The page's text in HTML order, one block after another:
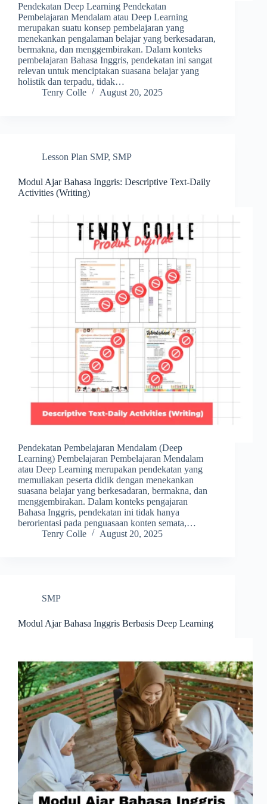
Pendekatan Deep Learning Pendekatan
Pembelajaran Mendalam atau Deep Learning
merupakan suatu konsep pembelajaran yang
menekankan pengalaman belajar yang berkesadaran,
bermakna, dan menggembirakan. Dalam konteks
pembelajaran Bahasa Inggris, pendekatan ini sangat
relevan untuk menciptakan suasana belajar yang
holistik dan terpadu, tidak…
Tenry Colle
August 20, 2025
Lesson Plan SMP, SMP
Modul Ajar Bahasa Inggris: Descriptive Text-Daily
Activities (Writing)
Pendekatan Pembelajaran Mendalam (Deep
Learning) Pembelajaran Pembelajaran Mendalam
atau Deep Learning merupakan pendekatan yang
memuliakan peserta didik dengan menekankan
suasana belajar yang berkesadaran, bermakna, dan
menggembirakan. Dalam konteks pengajaran
Bahasa Inggris, pendekatan ini tidak hanya
berorientasi pada penguasaan konten semata,…
Tenry Colle
August 20, 2025
SMP
Modul Ajar Bahasa Inggris Berbasis Deep Learning